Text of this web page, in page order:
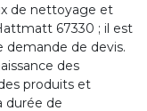
de nettoyage et
67330 ; il est
demande de devis.
des
produits et
durée de